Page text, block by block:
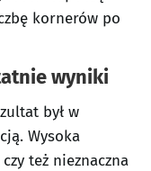
kornerów po
wyniki
był w
Wysoka
też nieznaczna